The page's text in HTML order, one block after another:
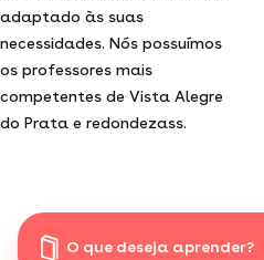
adaptado às suas
necessidades. Nós possuímos
os professores mais
competentes de Vista Alegre
do Prata e redondezass.
O que deseja aprender?